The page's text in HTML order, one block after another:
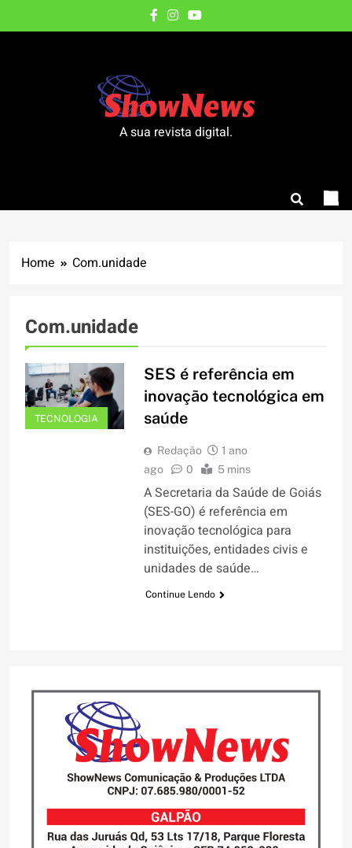
to
A sua revista digital.
Home Com.unidade
Com.unidade
TECNOLOGIA
SES é referência em
inovação tecnológica em
saúde
Redação
1 ano
ago
0 5 mins
A Secretaria da Saúde de Goiás
(SES-GO) é referência em
inovação tecnológica para
instituições, entidades civis e
unidades de saúde…
Continue Lendo